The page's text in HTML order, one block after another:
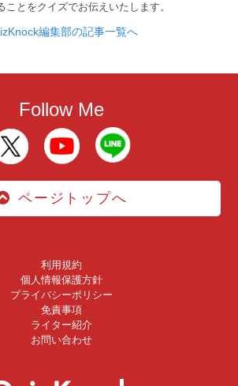
ことをクイズでお伝えいたします。
編集部の記事一覧へ
Follow Me
ページトップへ
利用規約
個人情報保護方針
プライバシーポリシー
免責事項
ライター紹介
お問い合わせ